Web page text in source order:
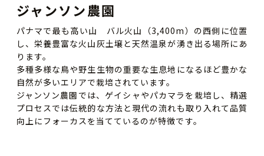
ジャンソン農園
パナマで最も高い山 バル火山（3,400m）の西側に位置
し、栄養豊富な火山灰土壌と天然温泉が湧き出る場所にあ
ります。
多種多様な鳥や野生生物の重要な生息地になるほど豊かな
自然が多いエリアで栽培されています。
ジャンソン農園では、ゲイシャやパカマラを栽培し、精選
プロセスでは伝統的な方法と現代の流れも取り入れて品質
向上にフォーカスを当てているのが特徴です。